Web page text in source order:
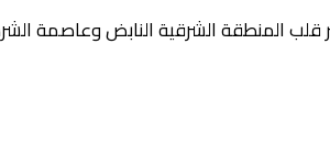
قلب المنطقة الشرقية النابض وعاصمة